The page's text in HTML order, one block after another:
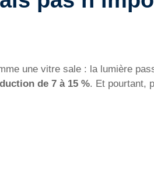
une vitre sale : la lumière
de 7 à 15 %. Et pourtant,